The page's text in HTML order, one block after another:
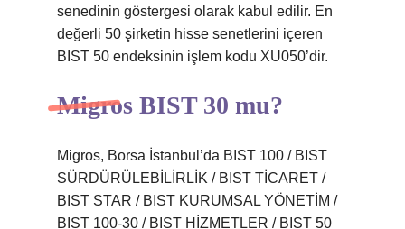
senedinin göstergesi olarak kabul edilir. En
değerli 50 şirketin hisse senetlerini içeren
BIST 50 endeksinin işlem kodu XU050’dir.
Migros BIST 30 mu?
Migros, Borsa İstanbul’da BIST 100 / BIST
SÜRDÜRÜLEBİLİRLİK / BIST TİCARET /
BIST STAR / BIST KURUMSAL YÖNETİM /
BIST 100-30 / BIST HİZMETLER / BIST 50